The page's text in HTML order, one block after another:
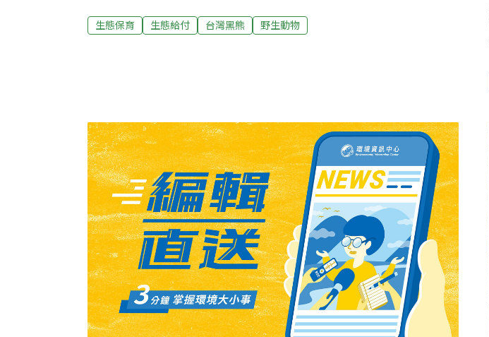
分署協力捕獲黑熊 照料半年進行野放根據花蓮分署新聞稿，去年11月9日
上午花蓮分署接獲三笠山部落何智超先生通報目擊黑熊抓雞侵擾，立即派
體重已增至37.7公斤，各項健康檢查及行為評估均顯示已具備野外獨立生
存能力。4月份起，開始進行森林野訓場域實地野外適應訓練，包括自
生態保育 生態給付 台灣黑熊 野生動物